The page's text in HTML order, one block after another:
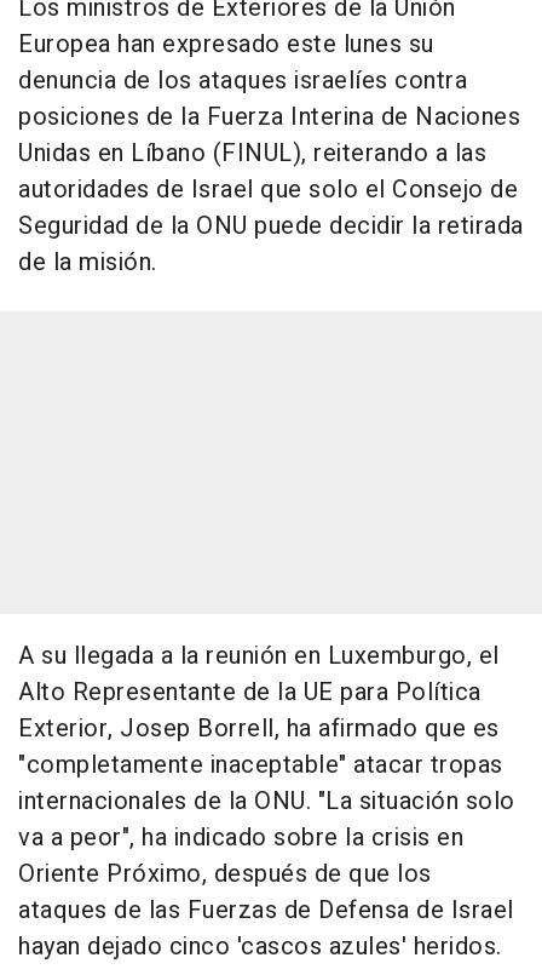
Los ministros de Exteriores de la Unión
Europea han expresado este lunes su
denuncia de los ataques israelíes contra
posiciones de la Fuerza Interina de Naciones
Unidas en Líbano (FINUL), reiterando a las
autoridades de Israel que solo el Consejo de
Seguridad de la ONU puede decidir la retirada
de la misión.
A su llegada a la reunión en Luxemburgo, el
Alto Representante de la UE para Política
Exterior, Josep Borrell, ha afirmado que es
"completamente inaceptable" atacar tropas
internacionales de la ONU. "La situación solo
va a peor", ha indicado sobre la crisis en
Oriente Próximo, después de que los
ataques de las Fuerzas de Defensa de Israel
hayan dejado cinco 'cascos azules' heridos.